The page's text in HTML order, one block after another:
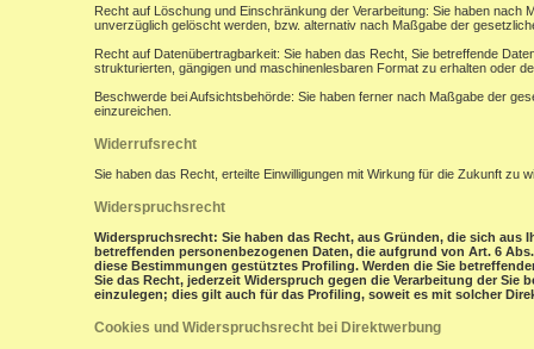
Recht auf Löschung und Einschränkung der Verarbeitung: Sie haben
unverzüglich gelöscht werden, bzw. alternativ nach Maßgabe der
Recht auf Datenübertragbarkeit: Sie haben das Recht, Sie betreffende
strukturierten, gängigen und maschinenlesbaren Format zu erhalten oder
Beschwerde bei Aufsichtsbehörde: Sie haben ferner nach Maßgabe der
einzureichen.
Widerrufsrecht
Sie haben das Recht, erteilte Einwilligungen mit Wirkung für die Zukunft zu
Widerspruchsrecht
Widerspruchsrecht: Sie haben das Recht, aus Gründen, die sich aus
betreffenden personenbezogenen Daten, die aufgrund von Art. 6
diese Bestimmungen gestütztes Profiling. Werden die Sie
Sie das Recht, jederzeit Widerspruch gegen die Verarbeitung der
einzulegen; dies gilt auch für das Profiling, soweit es mit solcher
Cookies und Widerspruchsrecht bei Direktwerbung